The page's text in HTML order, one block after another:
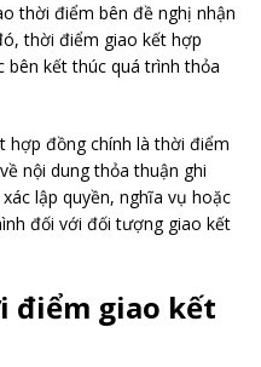
thời điểm bên đề nghị nhận
thời điểm giao kết hợp
kết thúc quá trình thỏa
hợp đồng chính là thời điểm
nội dung thỏa thuận ghi
lập quyền, nghĩa vụ hoặc
đối với đối tượng giao kết
điểm giao kết